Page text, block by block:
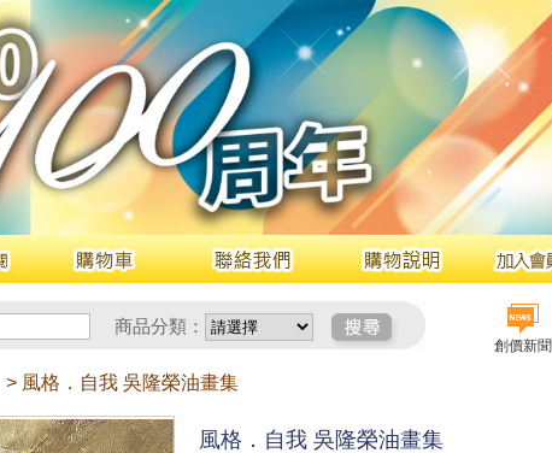
商品分類：
創價新聞
> 風格．自我 吳隆榮油畫集
風格．自我 吳隆榮油畫集